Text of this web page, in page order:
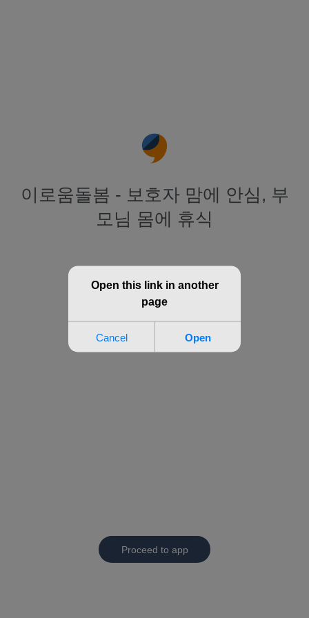
이로움돌봄 - 보호자 맘에 안심, 부
모님 몸에 휴식
Proceed to app